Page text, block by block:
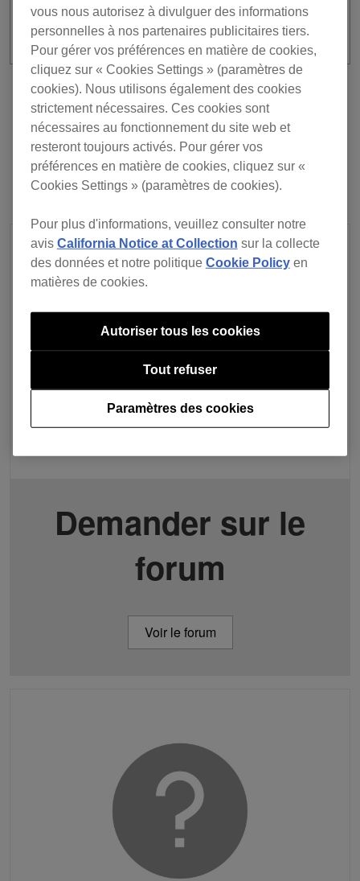
Précédente
Retour à la liste
Suivant
Demander sur le
forum
Voir le forum
vous nous autorisez à divulguer des informations
personnelles à nos partenaires publicitaires tiers.
Pour gérer vos préférences en matière de cookies,
cliquez sur « Cookies Settings » (paramètres de
cookies). Nous utilisons également des cookies
strictement nécessaires. Ces cookies sont
nécessaires au fonctionnement du site web et
resteront toujours activés. Pour gérer vos
préférences en matière de cookies, cliquez sur «
Cookies Settings » (paramètres de cookies).
Pour plus d'informations, veuillez consulter notre
avis California Notice at Collection sur la collecte
des données et notre politique Cookie Policyen
matières de cookies.
Paramètres des cookies
Tout refuser
Autoriser tous les cookies